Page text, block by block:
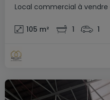
Local commercial à vendre
105 m² 1 1